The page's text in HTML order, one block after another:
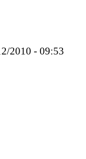
2010 - 09:53